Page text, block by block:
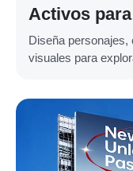
Activos
Diseña
visuales para